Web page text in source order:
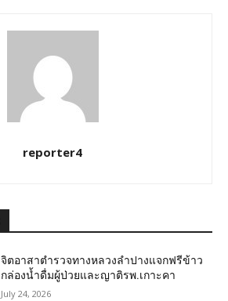
reporter4
จิตอาสาตำรวจทางหลวงลำปางแจกฟรีข้าว
กล่องน้ำดื่มผู้ป่วยและญาติรพ.เกาะคา
July 24, 2026